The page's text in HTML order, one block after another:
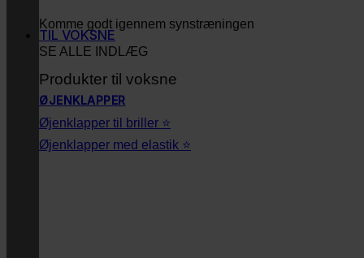
Komme godt igennem synstræningen
SE ALLE INDLÆG
TIL VOKSNE
Produkter til voksne
ØJENKLAPPER
Øjenklapper til briller ⭐
Øjenklapper med elastik ⭐